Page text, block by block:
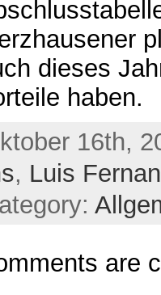
dieses
haben.
16th,
, Luis
are